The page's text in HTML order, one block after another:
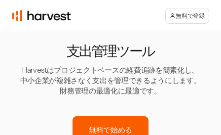
無料で登録
支出管理ツール
Harvestはプロジェクトベースの経費追跡を簡素化し、
中小企業が複雑さなく支出を管理できるようにします。
財務管理の最適化に最適です。
無料で始める